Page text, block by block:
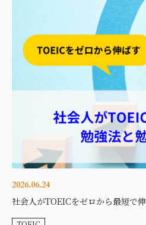
2026.06.24
社会人がTOEICをゼロから最短で